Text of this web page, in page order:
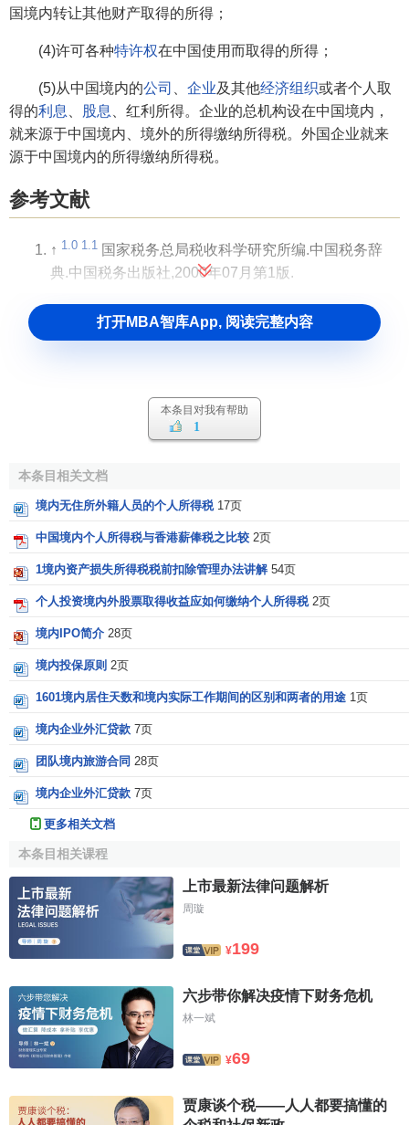
国境内转让其他财产取得的所得；
(4)许可各种特许权在中国使用而取得的所得；
(5)从中国境内的公司 企业及其他经济组织或者个人取
得的利息 股息
、红利所得。企业的总机构设在中国境内，
就来源于中国境内、境外的所得缴纳所得税。外国企业就来
源于中国境内的所得缴纳所得税。
参考文献
↑ 1.0 1.1 国家税务总局税收科学研究所编.中国税务辞
典.中国税务出版社,2000年07月第1版.
打开MBA智库App, 阅读完整内容
本条目对我有帮助
1
本条目相关文档
境内无住所外籍人员的个人所得税 17页
中国境内个人所得税与香港薪俸税之比较 2页
1境内资产损失所得税税前扣除管理办法讲解 54页
个人投资境内外股票取得收益应如何缴纳个人所得税 2页
境内IPO简介 28页
境内投保原则 2页
1601境内居住天数和境内实际工作期间的区别和两者的用途 1页
境内企业外汇贷款 7页
团队境内旅游合同 28页
境内企业外汇贷款 7页
更多相关文档
本条目相关课程
上市最新法律问题解析
周璇
¥199
六步带你解决疫情下财务危机
林一斌
¥69
贾康谈个税——人人都要搞懂的